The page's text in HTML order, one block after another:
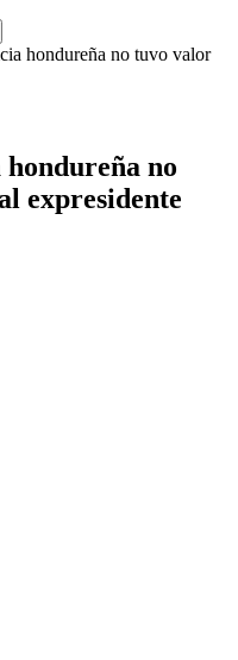
hondureña no tuvo valor
no
expresidente